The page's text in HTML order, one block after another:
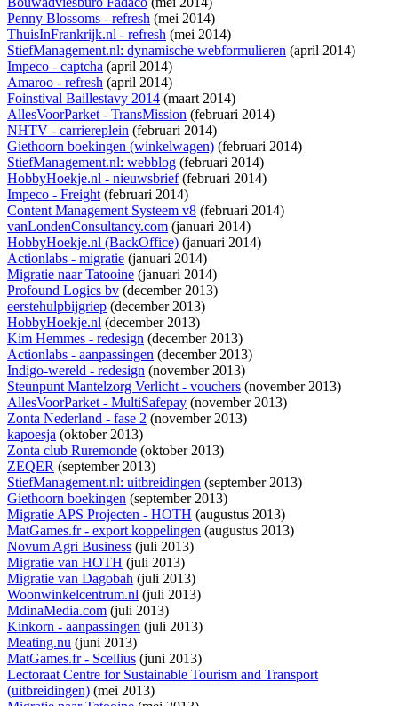
Penny Blossoms - refresh (mei 2014)
ThuisInFrankrijk.nl - refresh (mei 2014)
StiefManagement.nl: dynamische webformulieren (april 2014)
Impeco - captcha (april 2014)
Amaroo - refresh (april 2014)
Foinstival Baillestavy 2014 (maart 2014)
AllesVoorParket - TransMission (februari 2014)
NHTV - carriereplein (februari 2014)
Giethoorn boekingen (winkelwagen) (februari 2014)
StiefManagement.nl: webblog (februari 2014)
HobbyHoekje.nl - nieuwsbrief(februari 2014)
Impeco - Freight(februari 2014)
Content Management Systeem v8 (februari 2014)
vanLondenConsultancy.com (januari 2014)
HobbyHoekje.nl (BackOffice) (januari 2014)
Actionlabs - migratie (januari 2014)
Migratie naar Tatooine (januari 2014)
Profound Logics bv (december 2013)
eerstehulpbijgriep (december 2013)
HobbyHoekje.nl (december 2013)
Kim Hemmes - redesign (december 2013)
Actionlabs - aanpassingen (december 2013)
Indigo-wereld - redesign (november 2013)
Steunpunt Mantelzorg Verlicht - vouchers (november 2013)
AllesVoorParket - MultiSafepay (november 2013)
Zonta Nederland - fase 2 (november 2013)
kapoesja (oktober 2013)
Zonta club Ruremonde (oktober 2013)
ZEQER (september 2013)
StiefManagement.nl: uitbreidingen (september 2013)
Giethoorn boekingen (september 2013)
Migratie APS Projecten - HOTH (augustus 2013)
MatGames.fr - export koppelingen (augustus 2013)
Novum Agri Business (juli 2013)
Migratie van HOTH (juli 2013)
Migratie van Dagobah (juli 2013)
Woonwinkelcentrum.nl (juli 2013)
MdinaMedia.com (juli 2013)
Kinkorn - aanpassingen (juli 2013)
Meating.nu (juni 2013)
MatGames.fr - Scellius (juni 2013)
Lectoraat Centre for Sustainable Tourism and Transport
(uitbreidingen) (mei 2013)